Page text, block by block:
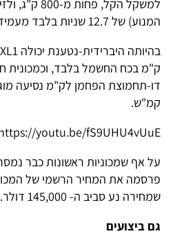
למשקל הקל,
המנוע) של 12.7 שניות בלבד מעמידה ל-100 קמ"ש.
קמ"ש.
youtu.be/fS9UHU4vUuE
על אף שמכוניות ראשונות כבר
פרסמה את המחיר הרשמי של
שמחירה נע סביב ה- 145,000 דולר.
גם ביצועים